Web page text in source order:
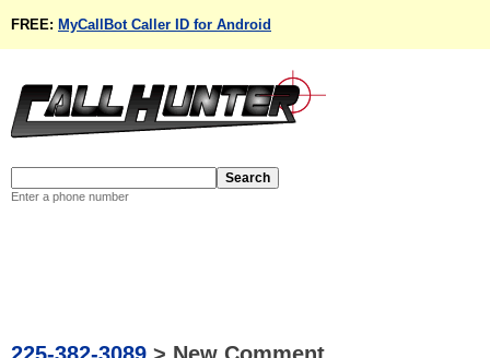
FREE: MyCallBot Caller ID for Android
Enter a phone number